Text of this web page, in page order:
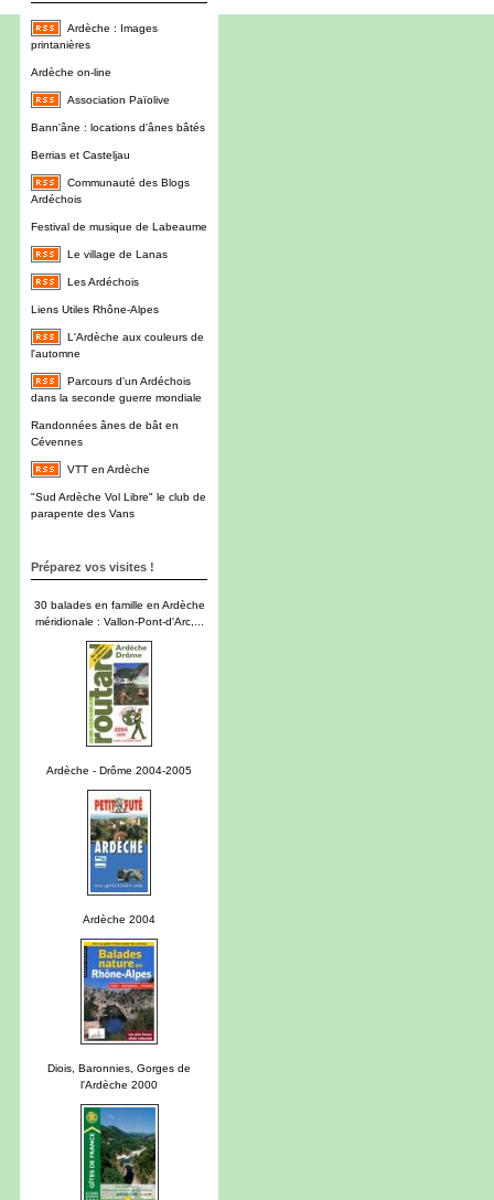
Ardèche : Images
printanières
Ardèche on-line
Association Païolive
Bann'âne : locations d'ânes bâtés
Berrias et Casteljau
Communauté des Blogs
Ardéchois
Festival de musique de Labeaume
Le village de Lanas
Les Ardéchois
Liens Utiles Rhône-Alpes
L'Ardèche aux couleurs de
l'automne
Parcours d'un Ardéchois
dans la seconde guerre mondiale
Randonnées ânes de bât en
Cévennes
VTT en Ardèche
"Sud Ardèche Vol Libre" le club de
parapente des Vans
Préparez vos visites !
30 balades en famille en Ardèche
méridionale : Vallon-Pont-d'Arc,...
Ardèche - Drôme 2004-2005
Ardèche 2004
Diois, Baronnies, Gorges de
l'Ardèche 2000